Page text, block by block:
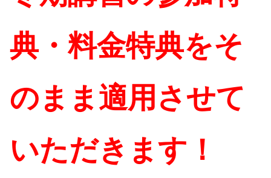
典・料金特典をそ
のまま適用させて
いただきます！